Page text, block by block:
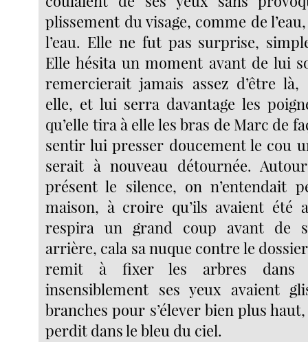
plissement du visage, comme de
l’eau. Elle ne fut pas surprise,
Elle hésita un moment avant de lui
remercierait jamais assez d’être
elle, et lui serra davantage les
qu’elle tira à elle les bras de Marc de
sentir lui presser doucement le cou
serait à nouveau détournée.
présent le silence, on n’entendait
maison, à croire qu’ils avaient été
respira un grand coup avant de
arrière, cala sa nuque contre le
remit à fixer les arbres dans
insensiblement ses yeux avaient
branches pour s’élever bien plus
perdit dans le bleu du ciel.